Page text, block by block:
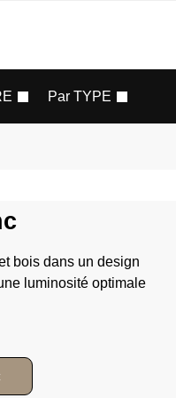
Par TYPE
bois dans un design
luminosité optimale